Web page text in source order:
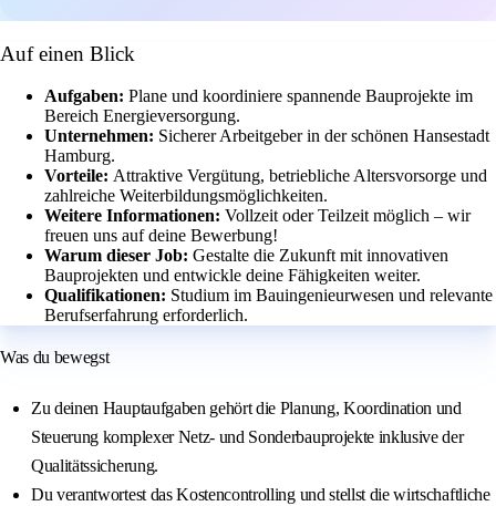
Auf einen Blick
Aufgaben: Plane und koordiniere spannende Bauprojekte im
Bereich Energieversorgung.
Unternehmen: Sicherer Arbeitgeber in der schönen Hansestadt
Hamburg.
Vorteile: Attraktive Vergütung, betriebliche Altersvorsorge und
zahlreiche Weiterbildungsmöglichkeiten.
Weitere Informationen: Vollzeit oder Teilzeit möglich – wir
freuen uns auf deine Bewerbung!
Warum dieser Job: Gestalte die Zukunft mit innovativen
Bauprojekten und entwickle deine Fähigkeiten weiter.
Qualifikationen: Studium im Bauingenieurwesen und relevante
Berufserfahrung erforderlich.
Was du bewegst
Zu deinen Hauptaufgaben gehört die Planung, Koordination und
Steuerung komplexer Netz- und Sonderbauprojekte inklusive der
Qualitätssicherung.
Du verantwortest das Kostencontrolling und stellst die wirtschaftliche